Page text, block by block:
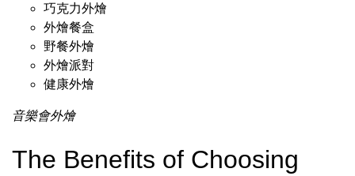
巧克力外燴
外燴餐盒
野餐外燴
外燴派對
健康外燴
音樂會外燴
The Benefits of Choosing